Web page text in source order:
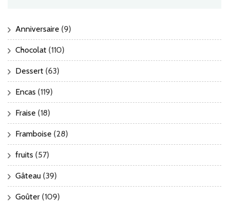
Anniversaire (9)
Chocolat (110)
Dessert (63)
Encas (119)
Fraise (18)
Framboise (28)
fruits (57)
Gâteau (39)
Goûter (109)